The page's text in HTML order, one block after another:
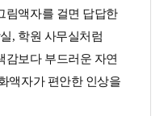
림액자를 걸면 답답한
, 학원 사무실처럼
감보다 부드러운 자연
액자가 편안한 인상을